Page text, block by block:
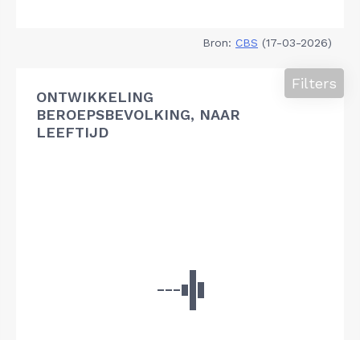
Bron: CBS (17-03-2026)
ONTWIKKELING
BEROEPSBEVOLKING, NAAR
LEEFTIJD
Filters